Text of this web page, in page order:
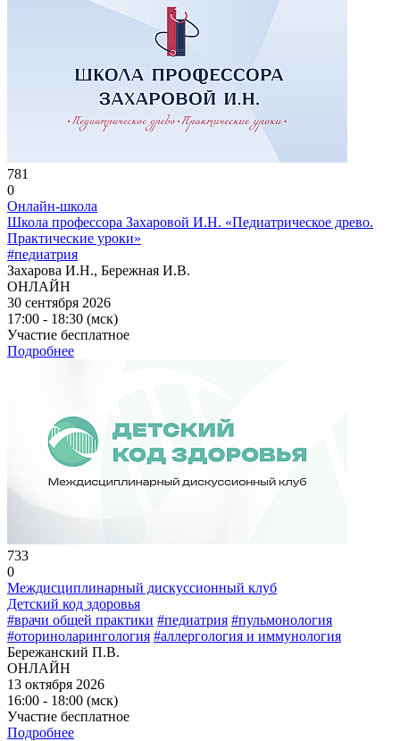
781
0
Онлайн-школа
Школа профессора Захаровой И.Н. «Педиатрическое древо.
Практические уроки»
#педиатрия
Захарова И.Н., Бережная И.В.
ОНЛАЙН
30 сентября 2026
17:00 - 18:30 (мск)
Участие бесплатное
Подробнее
733
0
Междисциплинарный дискуссионный клуб
Детский код здоровья
#врачи общей практики #педиатрия #пульмонология
#оториноларингология #аллергология и иммунология
Бережанский П.В.
ОНЛАЙН
13 октября 2026
16:00 - 18:00 (мск)
Участие бесплатное
Подробнее